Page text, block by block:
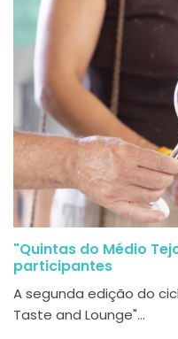
"Quintas do Médio
participantes
A segunda edição do
Taste and Lounge"...